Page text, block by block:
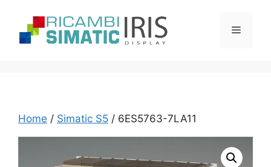
contenuto
Menu
Home / Simatic S5 / 6ES5763-7LA11